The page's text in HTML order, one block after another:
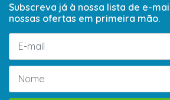
Subscreva já à nossa lista de e-
nossas ofertas em primeira mão.